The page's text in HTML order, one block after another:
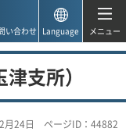
い合わせ Language メニュー
支所）
月24日 ページID：44882